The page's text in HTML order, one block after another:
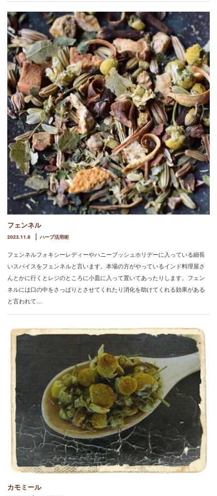
フェンネル
2023.11.8 ハーブ活用術
フェンネルフォキシーレディーやハニーブッシュホリデーに入っている細長
いスパイスをフェンネルと言います。本場の方がやっているインド料理屋さ
んとかに行くとレジのところに小皿に入って置いてあったりします。フェン
ネルには口の中をさっぱりとさせてくれたり消化を助けてくれる効果がある
と言われて…
カモミール